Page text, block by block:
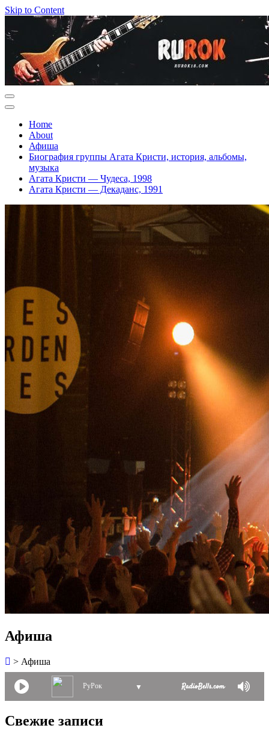
Skip to Content
Home
About
Афиша
Биография группы Агата Кристи, история, альбомы,
музыка
Агата Кристи — Чудеса, 1998
Агата Кристи — Декаданс, 1991
Афиша
> Афиша
РуРок ▼
Свежие записи